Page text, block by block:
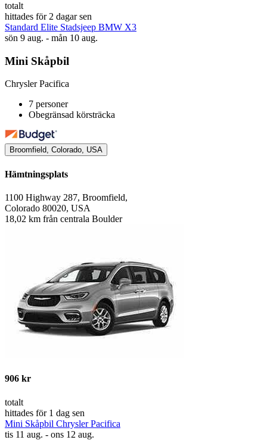
totalt
hittades för 2 dagar sen
Standard Elite Stadsjeep BMW X3
sön 9 aug. - mån 10 aug.
Mini Skåpbil
Chrysler Pacifica
7 personer
Obegränsad körsträcka
Broomfield, Colorado, USA
Hämtningsplats
1100 Highway 287, Broomfield,
Colorado 80020, USA
18,02 km från centrala Boulder
906 kr
totalt
hittades för 1 dag sen
Mini Skåpbil Chrysler Pacifica
tis 11 aug. - ons 12 aug.